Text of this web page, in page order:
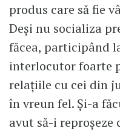
produs care să fie
Deși nu socializa
făcea, participând
interlocutor foarte
relațiile cu cei din
în vreun fel. Și-a
avut să-i reproșeze